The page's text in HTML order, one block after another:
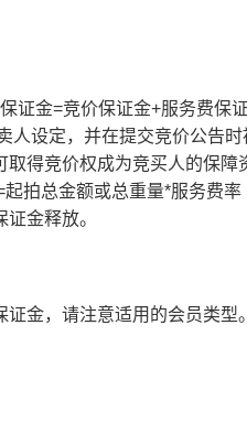
证金=竞价保证金+服务费保
人设定，并在提交竞价公告
取得竞价权成为竞买人的保障
起拍总金额或总重量*服务费率
金释放。
证金，请注意适用的会员类型